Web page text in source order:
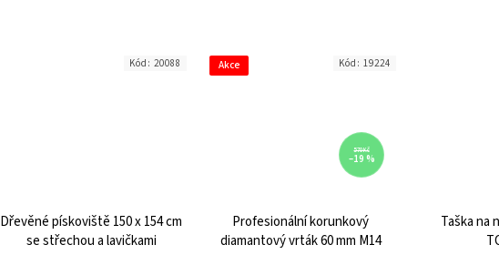
Dřevěné pískoviště 150 x 154 cm
se střechou a lavičkami
Kód: 20088 Akce
570 Kč
–19 %
Profesionální korunkový
diamantový vrták 60 mm M14
Kód: 19224
Taška na